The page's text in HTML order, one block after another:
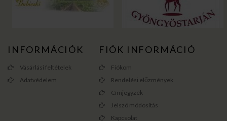
INFORMÁCIÓK
Vásárlási feltételek
Adatvédelem
FIÓK INFORMÁCIÓ
Fiókom
Rendelési előzmények
Címjegyzék
Jelszó módosítás
Kapcsolat